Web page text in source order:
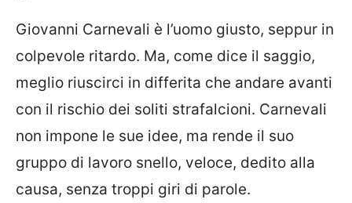
Giovanni Carnevali è l’uomo giusto, seppur in
colpevole ritardo. Ma, come dice il saggio,
meglio riuscirci in differita che andare avanti
con il rischio dei soliti strafalcioni. Carnevali
non impone le sue idee, ma rende il suo
gruppo di lavoro snello, veloce, dedito alla
causa, senza troppi giri di parole.